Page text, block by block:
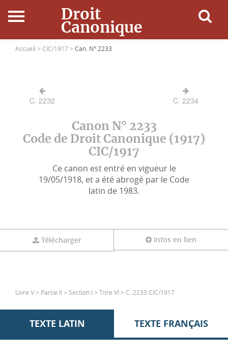
Droit
Canonique
Accueil
Ressources
Accueil > CIC/1917 > Can. N° 2233
C. 2232 C. 2234
Canon N° 2233
Code de Droit Canonique (1917)
CIC/1917
Ce canon est entré en vigueur le
19/05/1918, et a été abrogé par le Code
latin de 1983.
Télécharger Infos en lien
Livre V > Partie II > Section I > Titre VI > C. 2233 CIC/1917
TEXTE LATIN TEXTE FRANÇAIS